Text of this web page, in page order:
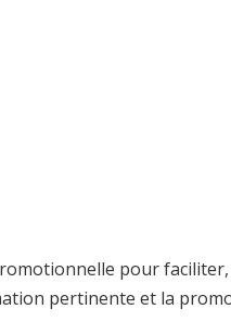
pour
pertinente et la